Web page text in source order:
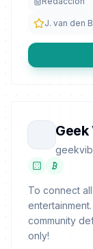
J. van den
Geek
To connect
community
only!